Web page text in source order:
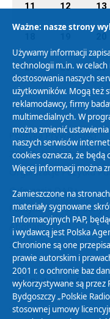
11 12 13
25 26 27
Polityka Prywatności
Zasady korzystania z
Organizacje Pożytku
Cyfryzacja DAB+
Polityka ochrony
Abonament
Zamówienia publiczne
Biuletyn
Ważne: nasze strony
Używamy informacji
technologii m.in. w
dostosowania naszych
użytkowników. Mogą też
reklamodawcy, firmy
multimedialnych. W
można zmienić
naszych serwisów
cookies oznacza, że będą
Więcej informacji można
Zamieszczone na
materiały sygnowane
Informacyjnych PAP,
i wydawcą jest Polska
Chronione są one
prawie autorskim i
2001 r. o ochronie baz
wykorzystywane są przez
Bydgoszczy „Polskie
stosownej umowy